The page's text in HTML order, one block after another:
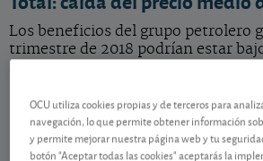
Los beneficios del grupo petrolero
trimestre de 2018 podrían estar
FR0000120271
06/08/2026 París
0,45
OCU utiliza cookies propias y de terceros para
navegación, lo que permite obtener información
y permite mejorar nuestra página web y tu
botón "Aceptar todas las cookies" aceptarás la